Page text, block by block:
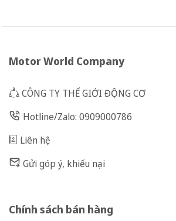
Motor World Company
CÔNG TY THẾ GIỚI ĐỘNG CƠ
Hotline/Zalo: 0909000786
Liên hệ
Gửi góp ý, khiếu nại
Chính sách bán hàng